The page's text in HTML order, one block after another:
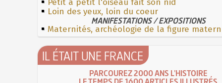
Petit à petit l'oiseau fait son nid
Loin des yeux, loin du coeur
MANIFESTATIONS / EXPOSITIONS
Maternités, archéologie de la figure
IL ÉTAIT UNE FRANCE
PARCOUREZ 2000 ANS L'HISTOIRE